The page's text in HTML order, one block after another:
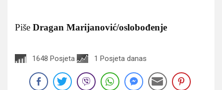
Piše Dragan Marijanović/oslobođenje
1648 Posjeta 1 Posjeta danas